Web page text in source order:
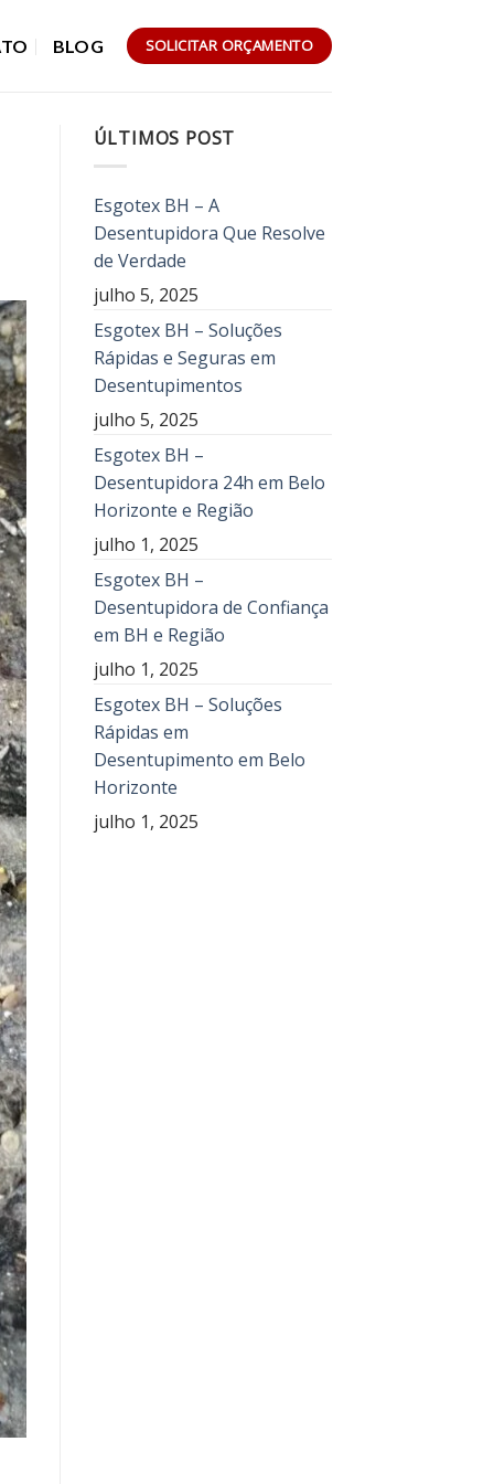
BLOG SOLICITAR ORÇAMENTO
ÚLTIMOS POST
Esgotex BH – A
Desentupidora Que Resolve
de Verdade
julho 5, 2025
Esgotex BH – Soluções
Rápidas e Seguras em
Desentupimentos
julho 5, 2025
Esgotex BH –
Desentupidora 24h em Belo
Horizonte e Região
julho 1, 2025
Esgotex BH –
Desentupidora de Confiança
em BH e Região
julho 1, 2025
Esgotex BH – Soluções
Rápidas em
Desentupimento em Belo
Horizonte
julho 1, 2025